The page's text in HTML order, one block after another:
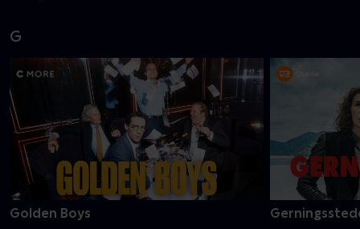
G
Golden Boys